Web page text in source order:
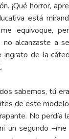
¡Qué horror,
está
equivoque,
no alcanzaste a
de la
sabemos, tú
de este
No perdía
un segundo –me